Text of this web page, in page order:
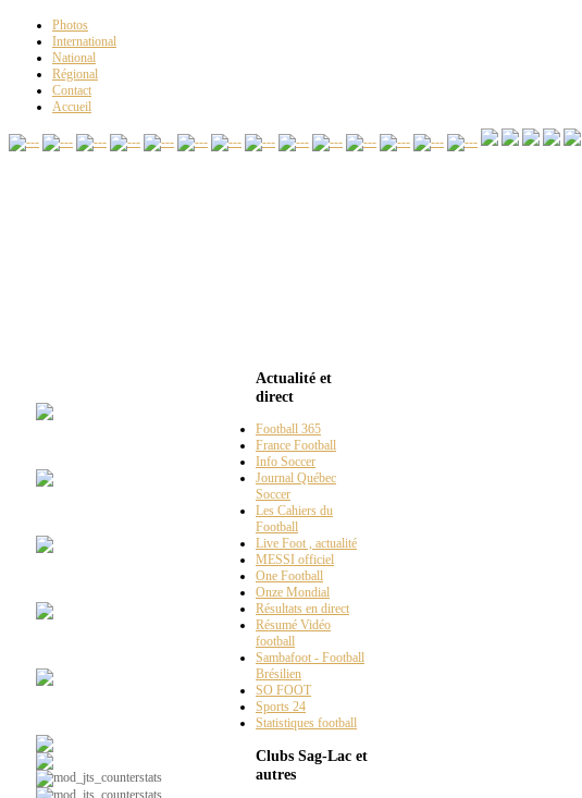
Photos
International
National
Régional
Contact
Accueil
Actualité et
direct
Football 365
France Football
Info Soccer
Journal Québec
Soccer
Les Cahiers du
Football
Live Foot , actualité
MESSI officiel
One Football
Onze Mondial
Résultats en direct
Résumé Vidéo
football
Sambafoot - Football
Brésilien
SO FOOT
Sports 24
Statistiques football
Clubs Sag-Lac et
autres